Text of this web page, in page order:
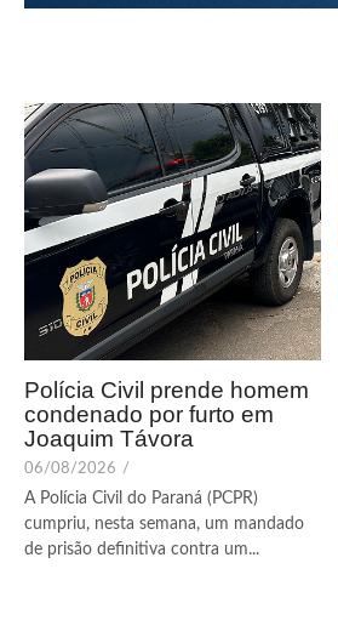
Polícia Civil prende homem
condenado por furto em
Joaquim Távora
06/08/2026 /
A Polícia Civil do Paraná (PCPR)
cumpriu, nesta semana, um mandado
de prisão definitiva contra um...